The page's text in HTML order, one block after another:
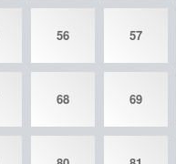
56 57
68 69